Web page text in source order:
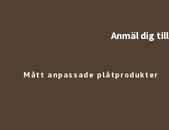
Anmäl dig
Mått anpassade plåtprodukter